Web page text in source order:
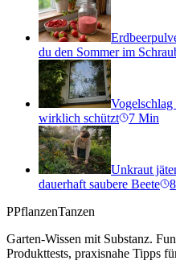
du den Sommer im
Vogelschlag
wirklich schützt
7 Min
Unkraut
dauerhaft saubere Beete
8
PPflanzenTanzen
Garten-Wissen mit Substanz.
Produkttests, praxisnahe Tipps